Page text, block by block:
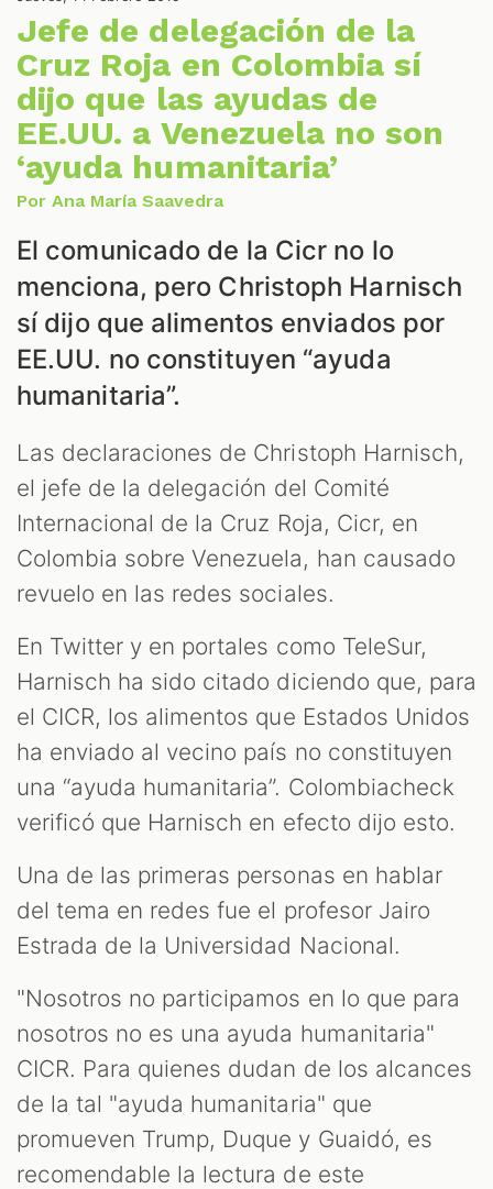
Jefe de delegación de la
Cruz Roja en Colombia sí
dijo que las ayudas de
EE.UU. a Venezuela no son
‘ayuda humanitaria’
Por Ana María Saavedra
El comunicado de la Cicr no lo
menciona, pero Christoph Harnisch
sí dijo que alimentos enviados por
EE.UU. no constituyen “ayuda
humanitaria”.
Las declaraciones de Christoph Harnisch,
el jefe de la delegación del Comité
Internacional de la Cruz Roja, Cicr, en
Colombia sobre Venezuela, han causado
revuelo en las redes sociales.
En Twitter y en portales como TeleSur,
Harnisch ha sido citado diciendo que, para
el CICR, los alimentos que Estados Unidos
ha enviado al vecino país no constituyen
una “ayuda humanitaria”. Colombiacheck
verificó que Harnisch en efecto dijo esto.
Una de las primeras personas en hablar
del tema en redes fue el profesor Jairo
Estrada de la Universidad Nacional.
"Nosotros no participamos en lo que para
nosotros no es una ayuda humanitaria"
CICR. Para quienes dudan de los alcances
de la tal "ayuda humanitaria" que
promueven Trump, Duque y Guaidó, es
recomendable la lectura de este